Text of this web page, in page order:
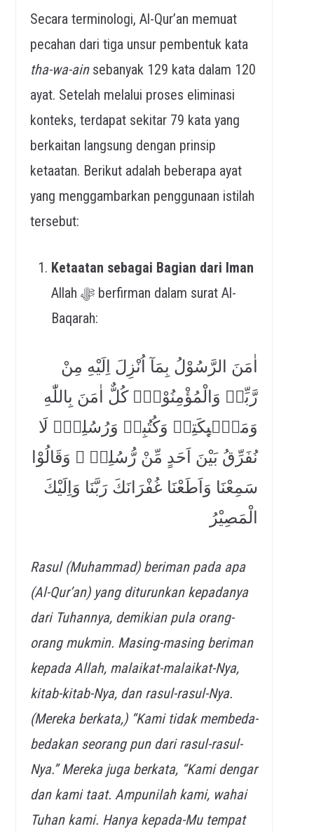
Secara terminologi, Al-Qur’an memuat
pecahan dari tiga unsur pembentuk kata
tha-wa-ainsebanyak 129 kata dalam 120
ayat. Setelah melalui proses eliminasi
konteks, terdapat sekitar 79 kata yang
berkaitan langsung dengan prinsip
ketaatan. Berikut adalah beberapa ayat
yang menggambarkan penggunaan istilah
tersebut:
Ketaatan sebagai Bagian dari Iman
Allah ﷻ berfirman dalam surat Al-
Baqarah:
اٰمَنَ الرَّسُوْلُ بِمَآ اُنْزِلَ اِلَيْهِ مِنْ
رَّبِّهٖ وَالْمُؤْمِنُوْنَۗ كُلٌّ اٰمَنَ بِاللّٰهِ
وَمَلٰۤىِٕكَتِهٖ وَكُتُبِهٖ وَرُسُلِهٖۗ لَا
نُفَرِّقُ بَيْنَ اَحَدٍ مِّنْ رُّسُلِهٖ ۗ وَقَالُوْا
سَمِعْنَا وَاَطَعْنَا غُفْرَانَكَ رَبَّنَا وَاِلَيْكَ
الْمَصِيْرُ
Rasul (Muhammad) beriman pada apa
(Al-Qur’an) yang diturunkan kepadanya
dari Tuhannya, demikian pula orang-
orang mukmin. Masing-masing beriman
kepada Allah, malaikat-malaikat-Nya,
kitab-kitab-Nya, dan rasul-rasul-Nya.
(Mereka berkata,) “Kami tidak membeda-
bedakanseorang pun dari rasul-rasul-
Nya.” Mereka juga berkata, “Kami dengar
dan kami taat. Ampunilah kami, wahai
Tuhan kami. Hanya kepada-Mu tempat